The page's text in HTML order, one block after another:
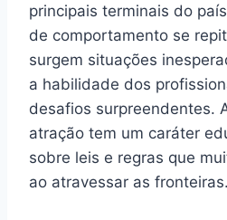
principais terminais do
de comportamento se
surgem situações
a habilidade dos
desafios surpreendentes.
atração tem um caráter
sobre leis e regras que
ao atravessar as fronteiras.